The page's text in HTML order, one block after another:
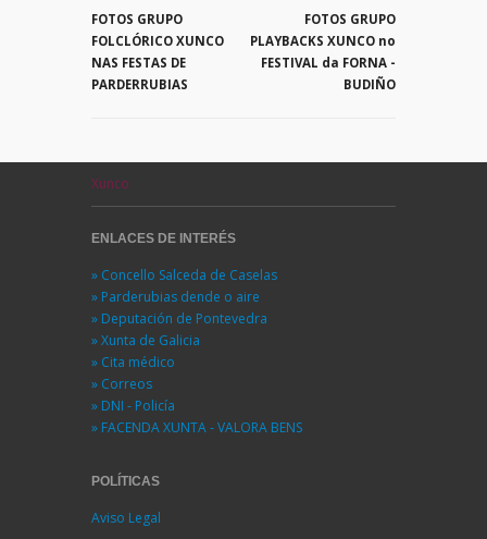
FOTOS GRUPO
FOLCLÓRICO XUNCO
NAS FESTAS DE
PARDERRUBIAS
FOTOS GRUPO
PLAYBACKS XUNCO no
FESTIVAL da FORNA -
BUDIÑO
Xunco
ENLACES DE INTERÉS
» Concello Salceda de Caselas
» Parderubias dende o aire
» Deputación de Pontevedra
» Xunta de Galicia
» Cita médico
» Correos
» DNI - Policía
» FACENDA XUNTA - VALORA BENS
POLÍTICAS
Aviso Legal